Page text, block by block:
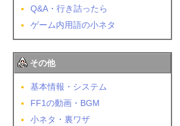
Q&A・行き詰ったら
ゲーム内用語の小ネタ
その他
基本情報・システム
FF1の動画・BGM
小ネタ・裏ワザ